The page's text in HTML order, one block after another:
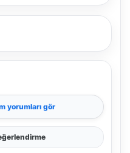
yorumları gör
akıllı rota